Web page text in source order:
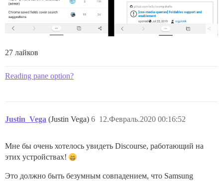
27 лайков
Reading pane option?
Justin_Vega (Justin Vega) 12.Февраль.2020 00:16:52
6
Мне бы очень хотелось увидеть Discourse, работающий на
этих устройствах!
Это должно быть безумным совпадением, что Samsung